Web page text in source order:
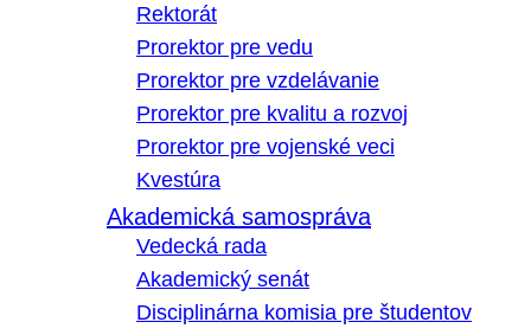
Rektorát
Prorektor pre vedu
Prorektor pre vzdelávanie
Prorektor pre kvalitu a rozvoj
Prorektor pre vojenské veci
Kvestúra
Akademická samospráva
Vedecká rada
Akademický senát
Disciplinárna komisia pre študentov